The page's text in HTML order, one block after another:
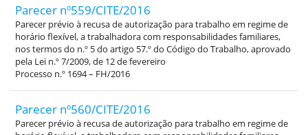
Parecer nº559/CITE/2016
Parecer prévio à recusa de autorização para trabalho em regime de
horário flexível, a trabalhadora com responsabilidades familiares,
nos termos do n.º 5 do artigo 57.º do Código do Trabalho, aprovado
pela Lei n.º 7/2009, de 12 de fevereiro
Processo n.º 1694 – FH/2016
Parecer nº560/CITE/2016
Parecer prévio à recusa de autorização para trabalho em regime de